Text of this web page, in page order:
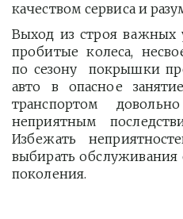
качеством сервиса и
Выход из строя важных
пробитые колеса,
по сезону покрышки
авто в опасное
транспортом
неприятным
Избежать
выбирать обслуживания
поколения.